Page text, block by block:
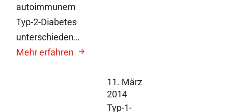
11. März
2014
Typ-1-
autoimmunem
Typ-2-Diabetes
unterschieden…
Mehr erfahren